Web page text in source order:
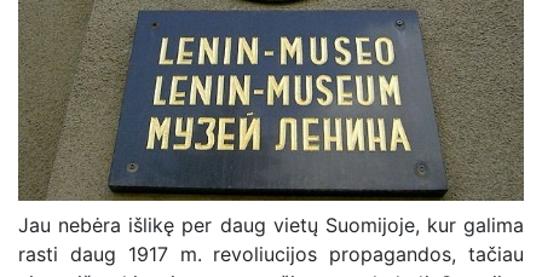
Jau nebėra išlikę per daug vietų Suomijoje, kur galima
rasti daug 1917 m. revoliucijos propagandos, tačiau